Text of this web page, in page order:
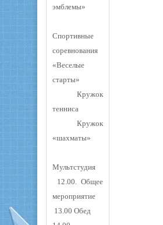
эмблемы»
Спортивные
соревнования
«Веселые
старты»
Кружок
тенниса
Кружок
«шахматы»
Мультстудия
12.00. Общее
мероприятие
13.00 Обед